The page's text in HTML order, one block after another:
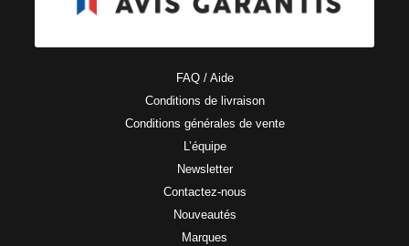
FAQ / Aide
Conditions de livraison
Conditions générales de vente
L’équipe
Newsletter
Contactez-nous
Nouveautés
Marques